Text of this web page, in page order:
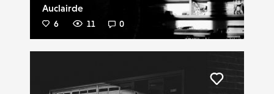
Auclairde
6 11 0
Liker